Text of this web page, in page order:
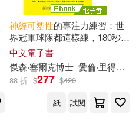
神經可塑性的專注力練習：世
界冠軍球隊都這樣練，180秒終
止內耗，改變大腦思考慣性，
提升抗壓穩定性，找回真正享
受生活的能力 (電子書)
中文電子書
傑森‧塞爾克博士 愛倫‧里得博士
88 折 $277 $420
紙
試閱